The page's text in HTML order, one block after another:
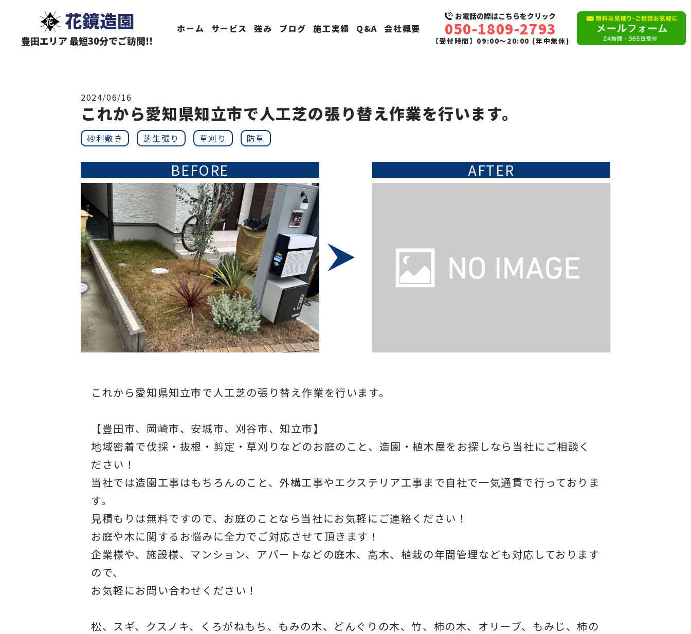
花鏡造園
豊田エリア 最短30分でご訪問!!
ホーム サービス 強み ブログ 施工実績 Q&A 会社概要
お電話の際はこちらをクリック
050-1809-2793
【受付時間】09:00〜20:00 (年中無休)
2024/06/16
これから愛知県知立市で人工芝の張り替え作業を行います。
砂利敷き 芝生張り 草刈り 防草
BEFORE AFTER
これから愛知県知立市で人工芝の張り替え作業を行います。
【豊田市、岡崎市、安城市、刈谷市、知立市】
地域密着で伐採・抜根・剪定・草刈りなどのお庭のこと、造園・植木屋をお探しなら当社にご相談く
ださい！
当社では造園工事はもちろんのこと、外構工事やエクステリア工事まで自社で一気通貫で行っておりま
す。
見積もりは無料ですので、お庭のことなら当社にお気軽にご連絡ください！
お庭や木に関するお悩みに全力でご対応させて頂きます！
企業様や、施設様、マンション、アパートなどの庭木、高木、植栽の年間管理なども対応しております
ので、
お気軽にお問い合わせください！
松、スギ、クスノキ、くろがねもち、もみの木、どんぐりの木、竹、柿の木、オリーブ、もみじ、柿の